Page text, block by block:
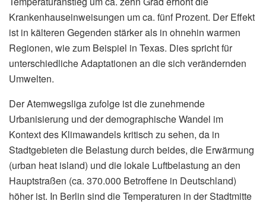
Krankenhauseinweisungen um ca. fünf Prozent. Der Effekt
ist in kälteren Gegenden stärker als in ohnehin warmen
Regionen, wie zum Beispiel in Texas. Dies spricht für
unterschiedliche Adaptationen an die sich verändernden
Umwelten.
Der Atemwegsliga zufolge ist die zunehmende
Urbanisierung und der demographische Wandel im
Kontext des Klimawandels kritisch zu sehen, da in
Stadtgebieten die Belastung durch beides, die Erwärmung
(urban heat island) und die lokale Luftbelastung an den
Hauptstraßen (ca. 370.000 Betroffene in Deutschland)
höher ist. In Berlin sind die Temperaturen in der Stadtmitte